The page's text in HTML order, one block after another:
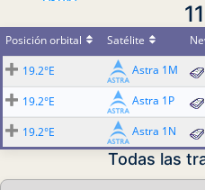
Posición orbital Satélite
19.2°E
Astra 1M
19.2°E
Astra 1P
19.2°E
Astra 1N
Todas las